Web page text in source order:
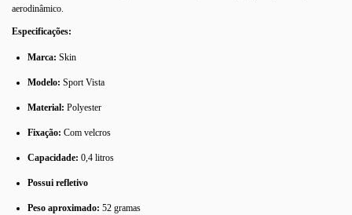
aerodinâmico.
Especificações:
Marca: Skin
Modelo: Sport Vista
Material: Polyester
Fixação: Com velcros
Capacidade: 0,4 litros
Possui refletivo
Peso aproximado: 52 gramas